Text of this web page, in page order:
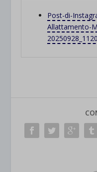
Post-di-
Allattamento-